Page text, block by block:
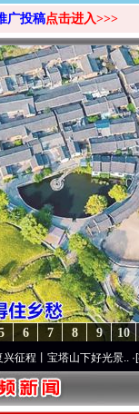
广投稿点击进入>>>
10
9
8
7
6
宝塔山下好光景..·[视频]因